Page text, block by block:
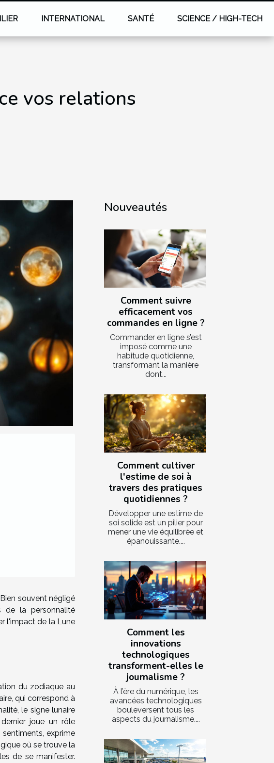
INTERNATIONAL SANTÉ SCIENCE / HIGH-TECH
vos relations
souvent négligé
de la personnalité
l'impact de la Lune
du zodiaque au
qui correspond à
le signe lunaire
joue un rôle
exprime
où se trouve la
de se manifester.
Nouveautés
Comment suivre
efficacement vos
commandes en ligne ?
Commander en ligne s’est
imposé comme une
habitude quotidienne,
transformant la manière
dont...
Comment cultiver
l'estime de soi à
travers des pratiques
quotidiennes ?
Développer une estime de
soi solide est un pilier pour
mener une vie équilibrée et
épanouissante....
Comment les
innovations
technologiques
transforment-elles le
journalisme ?
À l’ère du numérique, les
avancées technologiques
bouleversent tous les
aspects du journalisme....